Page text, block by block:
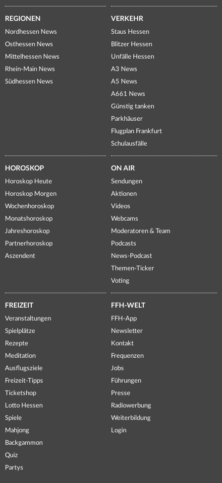
REGIONEN
Nordhessen News
Osthessen News
Mittelhessen News
Rhein-Main News
Südhessen News
VERKEHR
Staus Hessen
Blitzer Hessen
Unfälle Hessen
A3 News
A5 News
A661 News
Günstig tanken
Parkhäuser
Flugplan Frankfurt
Schulausfälle
HOROSKOP
Horoskop Heute
Horoskop Morgen
Wochenhoroskop
Monatshoroskop
Jahreshoroskop
Partnerhoroskop
Aszendent
ON AIR
Sendungen
Aktionen
Videos
Webcams
Moderatoren & Team
Podcasts
News-Podcast
Themen-Ticker
Voting
FREIZEIT
Veranstaltungen
Spielplätze
Rezepte
Meditation
Ausflugsziele
Freizeit-Tipps
Ticketshop
Lotto Hessen
Spiele
Mahjong
Backgammon
Quiz
Partys
FFH-WELT
FFH-App
Newsletter
Kontakt
Frequenzen
Jobs
Führungen
Presse
Radiowerbung
Weiterbildung
Login